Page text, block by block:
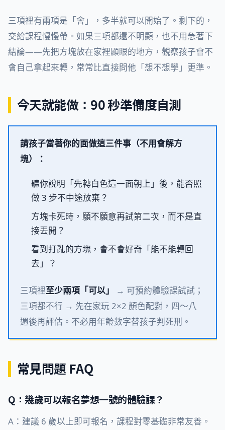
三項裡有兩項是「會」，多半就可以開始了。剩下的，
交給課程慢慢帶。如果三項都還不明顯，也不用急著下
結論——先把方塊放在家裡顯眼的地方，觀察孩子會不
會自己拿起來轉，常常比直接問他「想不想學」更準。
今天就能做：90 秒準備度自測
請孩子當著你的面做這三件事（不用會解方
塊）：
聽你說明「先轉白色這一面朝上」後，能否照
做 3 步不中途放棄？
方塊卡死時，願不願意再試第二次，而不是直
接丟開？
看到打亂的方塊，會不會好奇「能不能轉回
去」？
三項裡至少兩項「可以」
→ 可預約體驗課試試；
三項都不行 → 先在家玩 2×2 顏色配對，四～八
週後再評估。不必用年齡數字替孩子判死刑。
常見問題 FAQ
Q：幾歲可以報名夢想一號的體驗課？
A：建議 6 歲以上即可報名，課程對零基礎非常友善。